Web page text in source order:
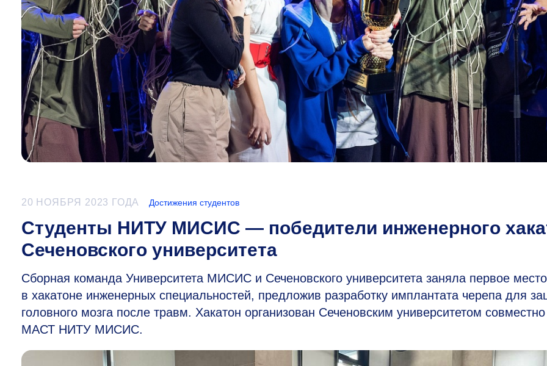
20 НОЯБРЯ 2023 ГОДА Достижения студентов
Студенты НИТУ МИСИС — победители инженерного
Сеченовского университета
Сборная команда Университета МИСИС и Сеченовского университета заняла первое место
в хакатоне инженерных специальностей, предложив разработку имплантата черепа для
головного мозга после травм. Хакатон организован Сеченовским университетом
МАСТ НИТУ МИСИС.